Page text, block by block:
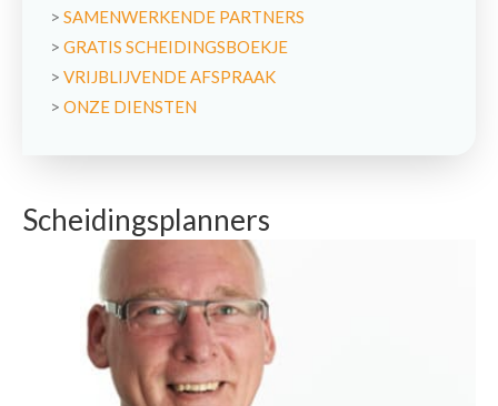
> SAMENWERKENDE PARTNERS
> GRATIS SCHEIDINGSBOEKJE
> VRIJBLIJVENDE AFSPRAAK
> ONZE DIENSTEN
Scheidingsplanners